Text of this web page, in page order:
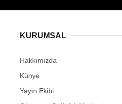
KURUMSAL
Hakkımızda
Künye
Yayın Ekibi